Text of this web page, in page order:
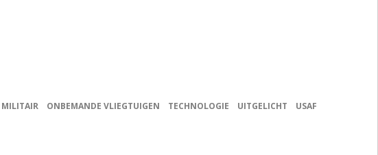
MILITAIR ONBEMANDE VLIEGTUIGEN TECHNOLOGIE UITGELICHT USAF